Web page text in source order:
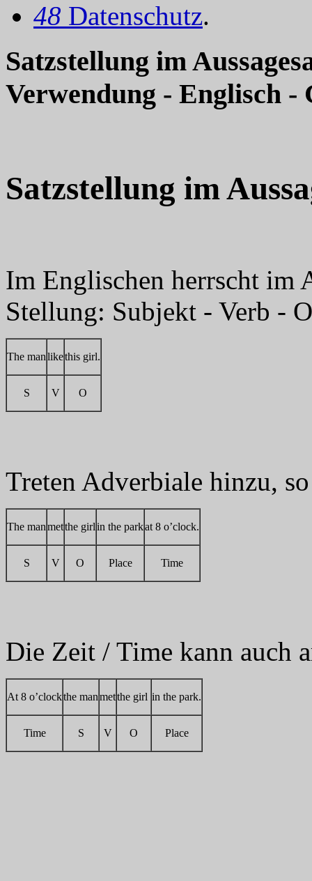
48 Datenschutz.
Satzstellung im
Verwendung - Englisch
Satzstellung im
Im Englischen herrscht im
Stellung: Subjekt - Verb -
The manlikethis girl.
S V O
Treten Adverbiale hinzu,
The manmetthe girlin the parkat 8 o’clock.
S V O Place Time
Die Zeit / Time kann auch
At 8 o’clockthe manmetthe girl in the park.
Time S V O Place